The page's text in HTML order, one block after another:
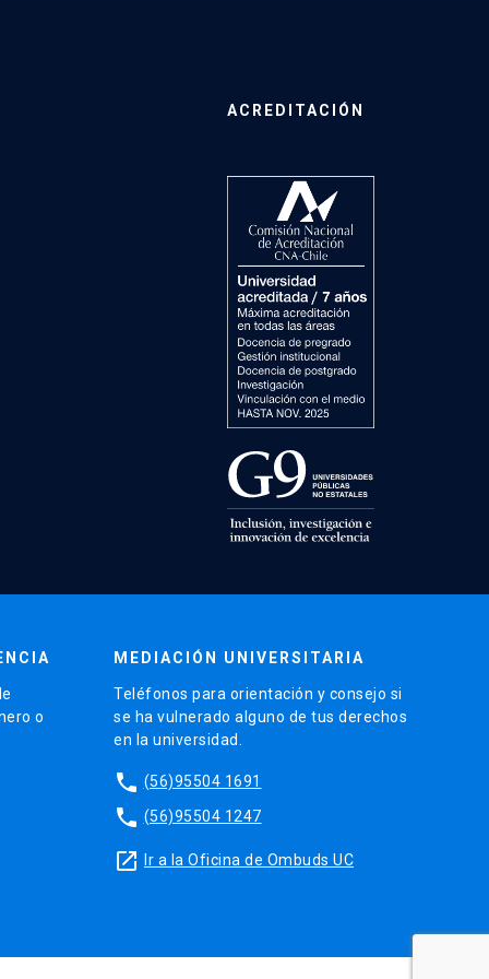
ACREDITACIÓN
o
MEDIACIÓN UNIVERSITARIA
Teléfonos para orientación y consejo si
se ha vulnerado alguno de tus derechos
en la universidad.
phone (56)95504 1691
phone (56)95504 1247
launch Ir a la Oficina de Ombuds UC